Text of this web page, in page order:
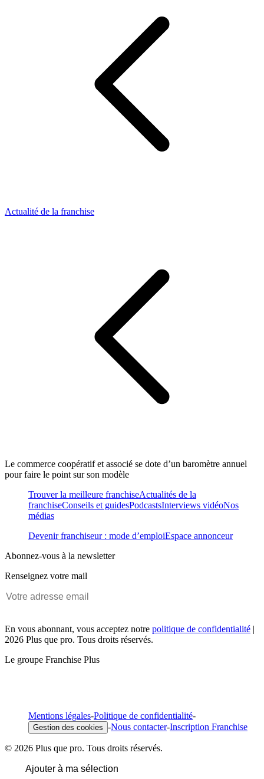
Actualité de la franchise
Le commerce coopératif et associé se dote d’un baromètre annuel
pour faire le point sur son modèle
Trouver la meilleure franchiseActualités de la
franchiseConseils et guidesPodcastsInterviews vidéoNos
médias
Devenir franchiseur : mode d’emploiEspace annonceur
Abonnez-vous à la newsletter
Renseignez votre mail
En vous abonnant, vous acceptez notre politique de confidentialité |
2026 Plus que pro. Tous droits réservés.
Le groupe Franchise Plus
Mentions légales-Politique de confidentialité-
Gestion des cookies -Nous contacter-Inscription Franchise
© 2026 Plus que pro. Tous droits réservés.
Ajouter à ma sélection